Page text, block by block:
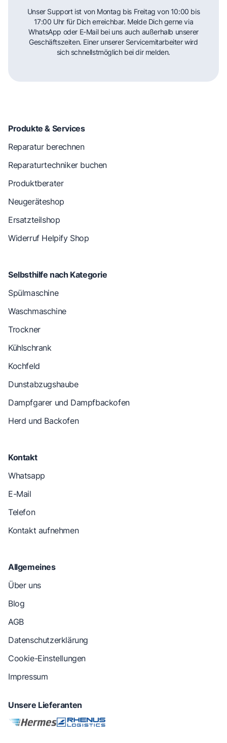
Unser Support ist von Montag bis Freitag von 10:00 bis
17:00 Uhr für Dich erreichbar. Melde Dich gerne via
WhatsApp oder E-Mail bei uns auch außerhalb unserer
Geschäftszeiten. Einer unserer Servicemitarbeiter wird
sich schnellstmöglich bei dir melden.
Produkte & Services
Reparatur berechnen
Reparaturtechniker buchen
Produktberater
Neugeräteshop
Ersatzteilshop
Widerruf Helpify Shop
Selbsthilfe nach Kategorie
Spülmaschine
Waschmaschine
Trockner
Kühlschrank
Kochfeld
Dunstabzugshaube
Dampfgarer und Dampfbackofen
Herd und Backofen
Kontakt
Whatsapp
E-Mail
Telefon
Kontakt aufnehmen
Allgemeines
Über uns
Blog
AGB
Datenschutzerklärung
Cookie-Einstellungen
Impressum
Unsere Lieferanten